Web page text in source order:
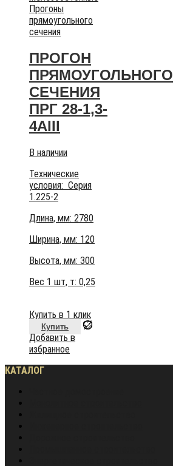
Прогоны
прямоугольного
сечения
ПРОГОН
ПРЯМОУГОЛЬНОГО
СЕЧЕНИЯ
ПРГ 28-1,3-
4АIII
В наличии
Технические
условия: Серия
1.225-2
Длина, мм: 2780
Ширина, мм: 120
Высота, мм: 300
Вес 1 шт, т: 0,25
Купить в 1 клик
Купить
Добавить в
избранное
КАТАЛОГ